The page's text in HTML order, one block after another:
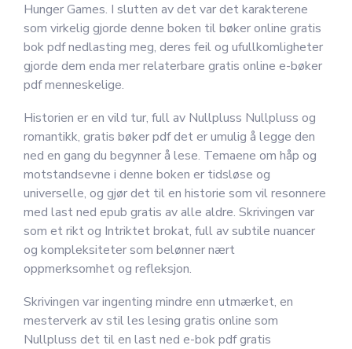
Hunger Games. I slutten av det var det karakterene
som virkelig gjorde denne boken til bøker online gratis
bok pdf nedlasting meg, deres feil og ufullkomligheter
gjorde dem enda mer relaterbare gratis online e-bøker
pdf menneskelige.
Historien er en vild tur, full av Nullpluss Nullpluss og
romantikk, gratis bøker pdf det er umulig å legge den
ned en gang du begynner å lese. Temaene om håp og
motstandsevne i denne boken er tidsløse og
universelle, og gjør det til en historie som vil resonnere
med last ned epub gratis av alle aldre. Skrivingen var
som et rikt og Intriktet brokat, full av subtile nuancer
og kompleksiteter som belønner nært
oppmerksomhet og refleksjon.
Skrivingen var ingenting mindre enn utmærket, en
mesterverk av stil les lesing gratis online som
Nullpluss det til en last ned e-bok pdf gratis